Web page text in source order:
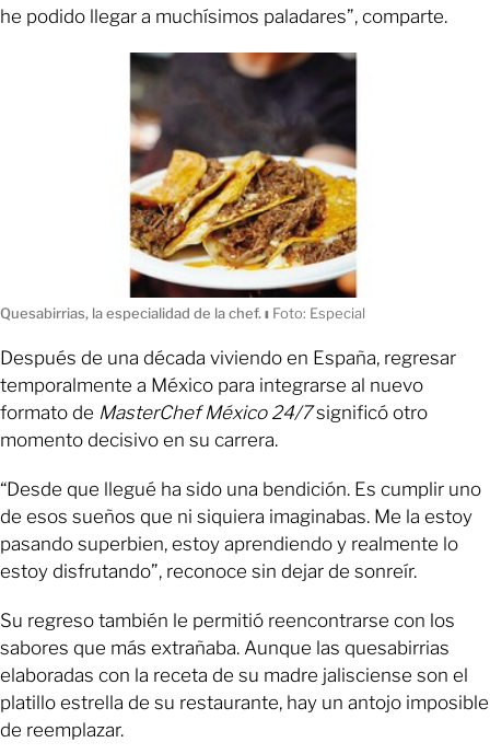
he podido llegar a muchísimos paladares”, comparte.
Quesabirrias, la especialidad de la chef. ı Foto: Especial
Después de una década viviendo en España, regresar
temporalmente a México para integrarse al nuevo
formato de MasterChef México 24/7significó otro
momento decisivo en su carrera.
“Desde que llegué ha sido una bendición. Es cumplir uno
de esos sueños que ni siquiera imaginabas. Me la estoy
pasando superbien, estoy aprendiendo y realmente lo
estoy disfrutando”, reconoce sin dejar de sonreír.
Su regreso también le permitió reencontrarse con los
sabores que más extrañaba. Aunque las quesabirrias
elaboradas con la receta de su madre jalisciense son el
platillo estrella de su restaurante, hay un antojo imposible
de reemplazar.